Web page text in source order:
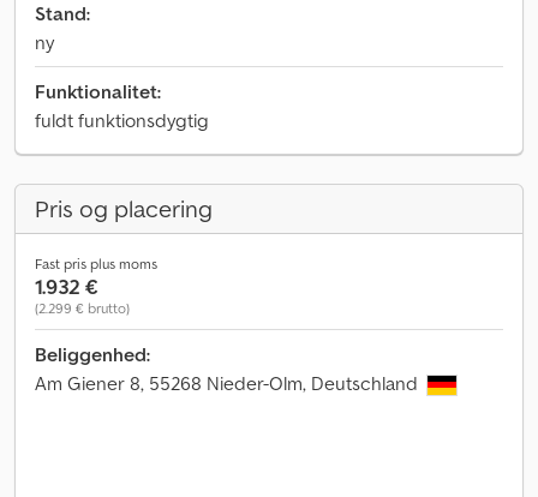
Stand:
ny
Funktionalitet:
fuldt funktionsdygtig
Pris og placering
Fast pris plus moms
1.932 €
(2.299 € brutto)
Beliggenhed:
Am Giener 8, 55268 Nieder-Olm, Deutschland